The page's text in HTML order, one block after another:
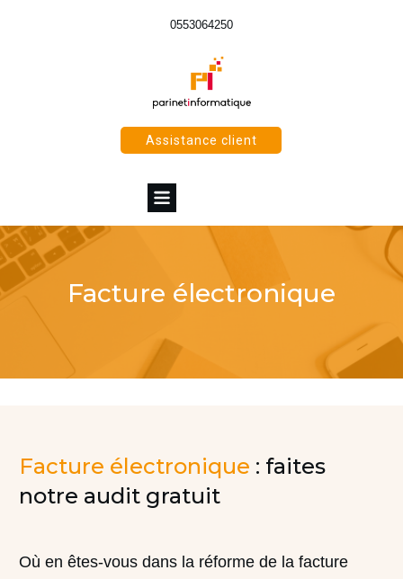
0553064250
Assistance client
Facture électronique
Facture électronique : faites
notre audit gratuit
Où en êtes-vous dans la réforme de la facture